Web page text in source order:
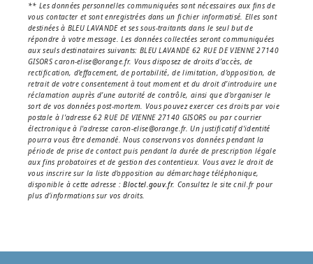
** Les données personnelles communiquées sont nécessaires aux fins de
vous contacter et sont enregistrées dans un fichier informatisé. Elles sont
destinées à BLEU LAVANDE et ses sous-traitants dans le seul but de
répondre à votre message. Les données collectées seront communiquées
aux seuls destinataires suivants: BLEU LAVANDE 62 RUE DE VIENNE 27140
GISORS caron-elise@orange.fr. Vous disposez de droits d’accès, de
rectification, d’effacement, de portabilité, de limitation, d’opposition, de
retrait de votre consentement à tout moment et du droit d’introduire une
réclamation auprès d’une autorité de contrôle, ainsi que d’organiser le
sort de vos données post-mortem. Vous pouvez exercer ces droits par voie
postale à l'adresse 62 RUE DE VIENNE 27140 GISORS ou par courrier
électronique à l'adresse caron-elise@orange.fr. Un justificatif d'identité
pourra vous être demandé. Nous conservons vos données pendant la
période de prise de contact puis pendant la durée de prescription légale
aux fins probatoires et de gestion des contentieux. Vous avez le droit de
vous inscrire sur la liste d'opposition au démarchage téléphonique,
disponible à cette adresse :Bloctel.gouv.fr. Consultez le site cnil.fr pour
plus d’informations sur vos droits.